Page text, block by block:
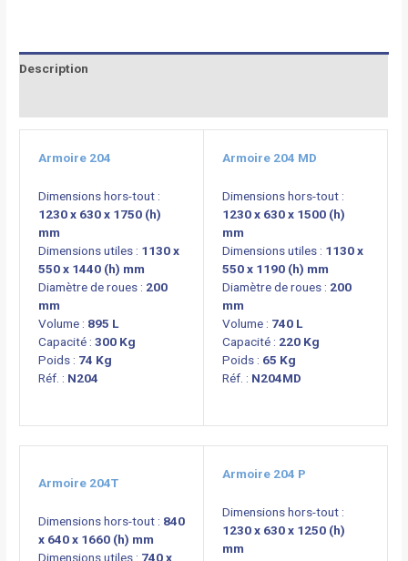
Description
Armoire 204
Dimensions hors-tout :
1230 x 630 x 1750 (h)
mm
Dimensions utiles : 1130 x
550 x 1440 (h) mm
Diamètre de roues : 200
mm
Volume : 895 L
Capacité : 300 Kg
Poids : 74 Kg
Réf. : N204
Armoire 204 MD
Dimensions hors-tout :
1230 x 630 x 1500 (h)
mm
Dimensions utiles : 1130 x
550 x 1190 (h) mm
Diamètre de roues : 200
mm
Volume : 740 L
Capacité : 220 Kg
Poids : 65 Kg
Réf. : N204MD
Armoire 204T
Dimensions hors-tout : 840
x 640 x 1660 (h) mm
Dimensions utiles : 740 x
Armoire 204 P
Dimensions hors-tout :
1230 x 630 x 1250 (h)
mm